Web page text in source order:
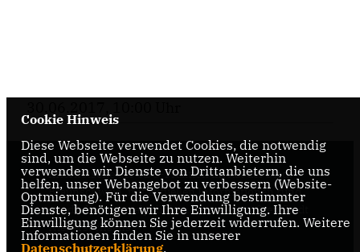
Internetseite der CDU-Fraktion im Rat der Stadt
Braunschweig, mit aktuellen Informationen rund
um die Kommunalpolitik in der zweitgrößten Stadt
Niedersachsens.
Cookie Hinweis
Diese Webseite verwendet Cookies, die notwendig
sind, um die Webseite zu nutzen. Weiterhin
verwenden wir Dienste von Drittanbietern, die uns
helfen, unser Webangebot zu verbessern (Website-
Optmierung). Für die Verwendung bestimmter
Dienste, benötigen wir Ihre Einwilligung. Ihre
Einwilligung können Sie jederzeit widerrufen. Weitere
Informationen finden Sie in unserer
Datenschutzerklärung.